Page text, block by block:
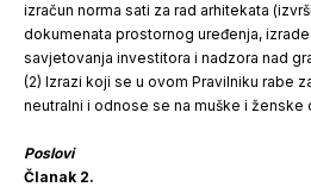
izračun norma sati za rad arhitekata
dokumenata prostornog uređenja,
savjetovanja investitora i nadzora nad
(2) Izrazi koji se u ovom Pravilniku rabe
neutralni i odnose se na muške i ženske
Poslovi
Članak 2.